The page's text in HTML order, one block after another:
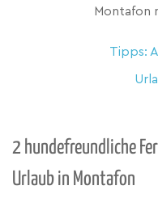
Montafon
Tipps:
2 hundefreundliche
Urlaub in Montafon